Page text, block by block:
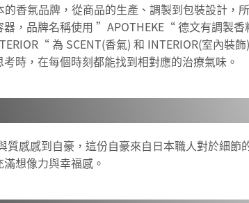
的香氛品牌，從商品的生產、調製到包裝設計
，品牌名稱使用 ”APOTHEKE“ 德文有調製
為 SCENT(香氣) 和 INTERIOR(室內裝
時，在每個時刻都能找到相對應的治療氣味。
質感感到自豪，這份自豪來自日本職人對於細
想像力與幸福感。